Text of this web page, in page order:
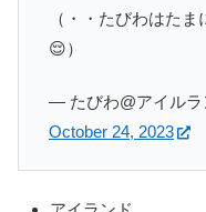
（・・たびわはた
😌）
— たびわ@アイル
October 24, 2023